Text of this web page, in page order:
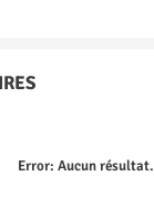
Error: Aucun résultat.